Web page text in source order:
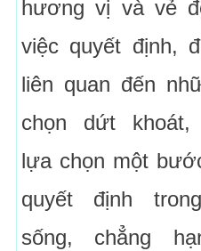
hương vị và vẻ
việc quyết định,
liên quan đến
chọn dứt khoát,
lựa chọn một
quyết định
sống, chẳng